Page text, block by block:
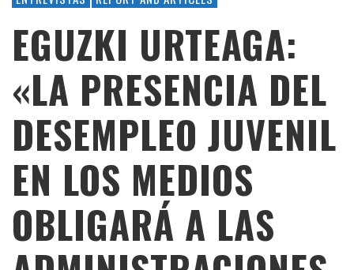
EGUZKI URTEAGA:
«LA PRESENCIA DEL
DESEMPLEO JUVENIL
EN LOS MEDIOS
OBLIGARÁ A LAS